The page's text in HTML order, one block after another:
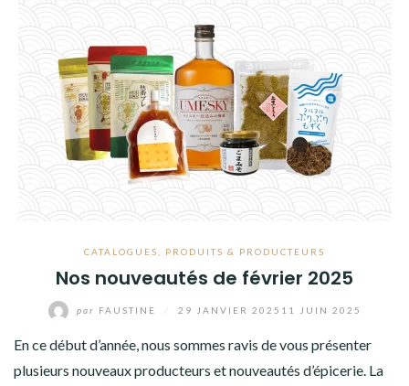
CATALOGUES PRODUITS & PRODUCTEURS
Nos nouveautés de février 2025
par FAUSTINE 29 JANVIER 2025 11 JUIN 2025
En ce début d’année, nous sommes ravis de vous présenter
plusieurs nouveaux producteurs et nouveautés d’épicerie. La